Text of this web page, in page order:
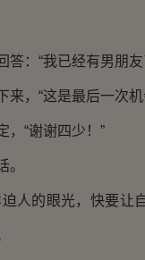
：“我已经有男朋友
，“这是最后一次机
“谢谢四少！”
的眼光，快要让